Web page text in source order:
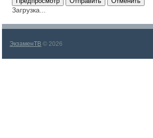
Загрузка...
ЭкзаменТВ © 2026